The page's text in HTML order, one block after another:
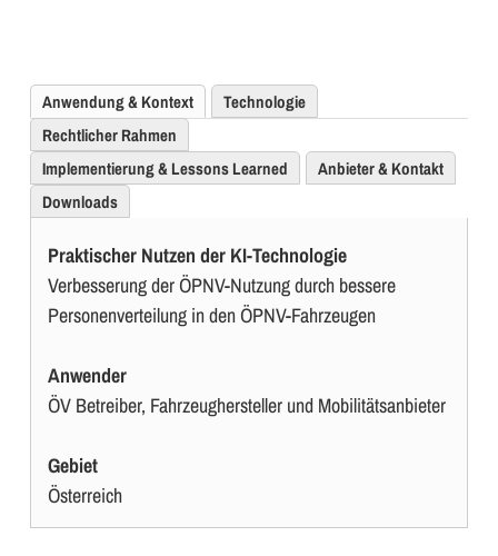
Anwendung & Kontext
Technologie
Rechtlicher Rahmen
Implementierung & Lessons Learned
Anbieter & Kontakt
Downloads
Praktischer Nutzen der KI-Technologie
Verbesserung der ÖPNV-Nutzung durch bessere
Personenverteilung in den ÖPNV-Fahrzeugen
Anwender
ÖV Betreiber, Fahrzeughersteller und Mobilitätsanbieter
Gebiet
Österreich